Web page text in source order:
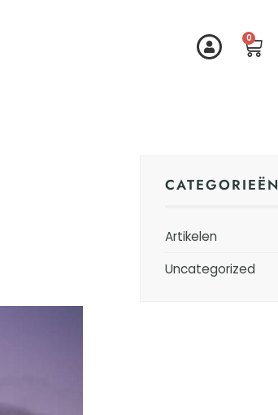
0
CATEGORIEËN
Artikelen
Uncategorized